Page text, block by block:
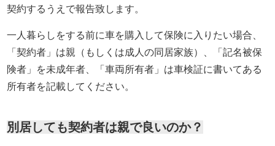
契約するうえで報告致します。
一人暮らしをする前に車を購入して保険に入りたい場合、
「契約者」は親（もしくは成人の同居家族）、「記名被保
険者」を未成年者、「車両所有者」は車検証に書いてある
所有者を記載してください。
別居しても契約者は親で良いのか？